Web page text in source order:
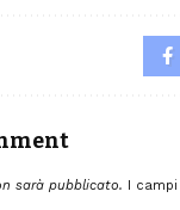
sarà pubblicato. I